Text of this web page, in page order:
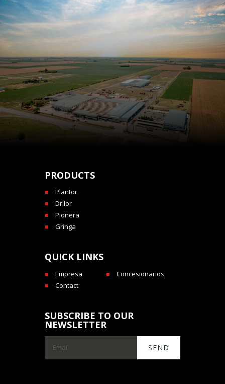
PRODUCTS
Plantor
Drilor
Pionera
Gringa
QUICK LINKS
Empresa
Concesionarios
Contact
SUBSCRIBE TO OUR
NEWSLETTER